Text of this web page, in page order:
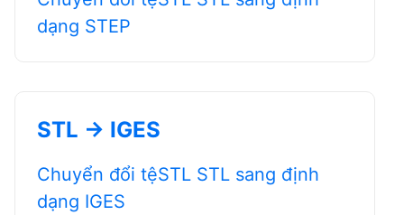
dạng STEP
STL → IGES
Chuyển đổi tệSTL STL sang định
dạng IGES